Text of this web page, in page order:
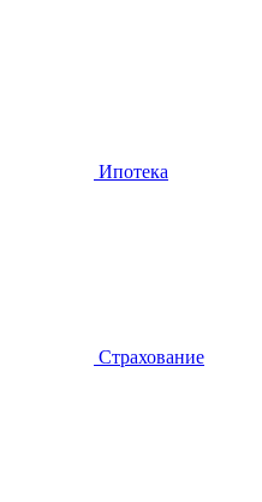
Ипотека
Страхование